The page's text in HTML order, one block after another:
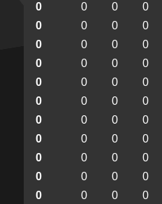
0
0
0
0
0
0
0
0
0
0
0
0
0
0
0
0
0
0
0
0
0
0
0
0
0
0
0
0
0
0
0
0
0
0
0
0
0
0
0
0
0
0
0
0